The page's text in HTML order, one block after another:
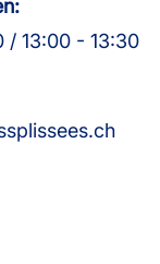
13:00 - 13:30